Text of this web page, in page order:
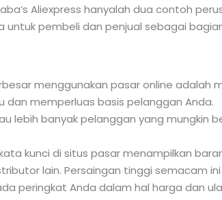
Aliexpress hanyalah dua contoh
untuk pembeli dan penjual sebagai
menggunakan pasar online adalah
memperluas basis pelanggan Anda.
lebih banyak pelanggan yang mungkin
kunci di situs pasar menampilkan
lain. Persaingan tinggi semacam
peringkat Anda dalam hal harga dan